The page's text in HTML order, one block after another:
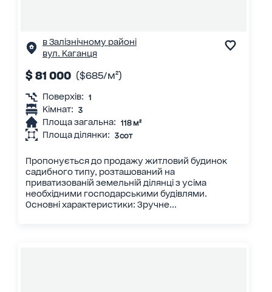
в Залізнічному районі
вул. Каганця
$ 81 000 ($685/м²)
Поверхів: 1
Кімнат: 3
Площа загальна: 118 м²
Площа ділянки: 3 сот
Пропонується до продажу житловий будинок
садибного типу, розташований на
приватизованій земельній ділянці з усіма
необхідними господарськими будівлями.
Основні характеристики: Зручне...